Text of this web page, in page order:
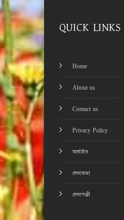
QUICK LINKS
Home
About us
Contact us
Privacy Policy
আর্কাইভ
লেখাজমা
লেখাপঞ্জী